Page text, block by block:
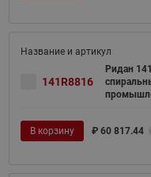
141R8816
Ридан
В корзину ₽ 60 817.44